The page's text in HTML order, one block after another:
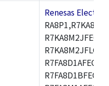
Renesas